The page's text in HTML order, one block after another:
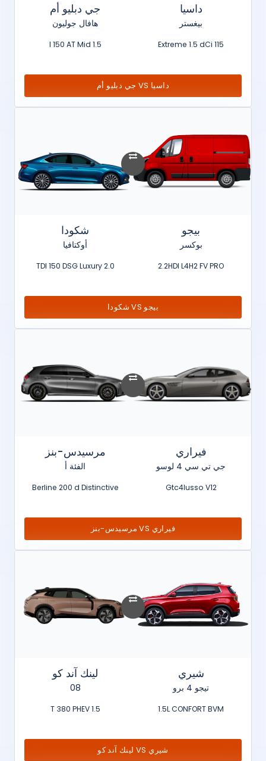
داسيا
بيغستر
Extreme 1.5 dCi 115
جي دبليو أم
هافال جوليون
1.5 l 150 AT Mid
داسيا VS جي دبليو أم
بيجو
بوكسر
2.2HDI L4H2 FV PRO
شكودا
أوكتافيا
2.0 TDI 150 DSG Luxury
بيجو VS شكودا
فيراري
جي تي سي 4 لوسو
Gtc4lusso V12
مرسيدس-بنز
الفئة أ
Berline 200 d Distinctive
فيراري VS مرسيدس-بنز
شيري
تيجو 4 برو
1.5L CONFORT BVM
لينك آند كو
08
1.5 T 380 PHEV
شيري VS لينك آند كو